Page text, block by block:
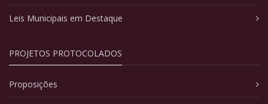
Leis Municipais em Destaque
PROJETOS PROTOCOLADOS
Proposições